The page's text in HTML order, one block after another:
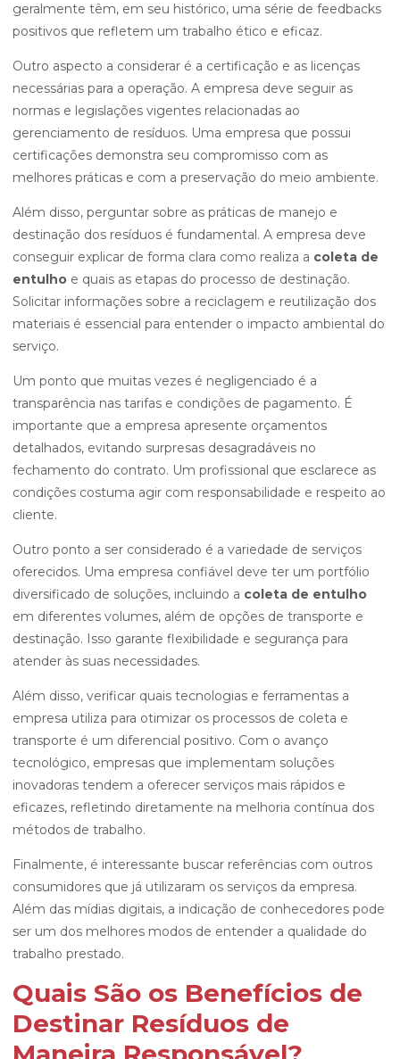
geralmente têm, em seu histórico, uma série de feedbacks
positivos que refletem um trabalho ético e eficaz.
Outro aspecto a considerar é a certificação e as licenças
necessárias para a operação. A empresa deve seguir as
normas e legislações vigentes relacionadas ao
gerenciamento de resíduos. Uma empresa que possui
certificações demonstra seu compromisso com as
melhores práticas e com a preservação do meio ambiente.
Além disso, perguntar sobre as práticas de manejo e
destinação dos resíduos é fundamental. A empresa deve
conseguir explicar de forma clara como realiza a coleta de
entulho e quais as etapas do processo de destinação.
Solicitar informações sobre a reciclagem e reutilização dos
materiais é essencial para entender o impacto ambiental do
serviço.
Um ponto que muitas vezes é negligenciado é a
transparência nas tarifas e condições de pagamento. É
importante que a empresa apresente orçamentos
detalhados, evitando surpresas desagradáveis no
fechamento do contrato. Um profissional que esclarece as
condições costuma agir com responsabilidade e respeito ao
cliente.
Outro ponto a ser considerado é a variedade de serviços
oferecidos. Uma empresa confiável deve ter um portfólio
diversificado de soluções, incluindo a coleta de entulho
em diferentes volumes, além de opções de transporte e
destinação. Isso garante flexibilidade e segurança para
atender às suas necessidades.
Além disso, verificar quais tecnologias e ferramentas a
empresa utiliza para otimizar os processos de coleta e
transporte é um diferencial positivo. Com o avanço
tecnológico, empresas que implementam soluções
inovadoras tendem a oferecer serviços mais rápidos e
eficazes, refletindo diretamente na melhoria contínua dos
métodos de trabalho.
Finalmente, é interessante buscar referências com outros
consumidores que já utilizaram os serviços da empresa.
Além das mídias digitais, a indicação de conhecedores pode
ser um dos melhores modos de entender a qualidade do
trabalho prestado.
Quais São os Benefícios de
Destinar Resíduos de